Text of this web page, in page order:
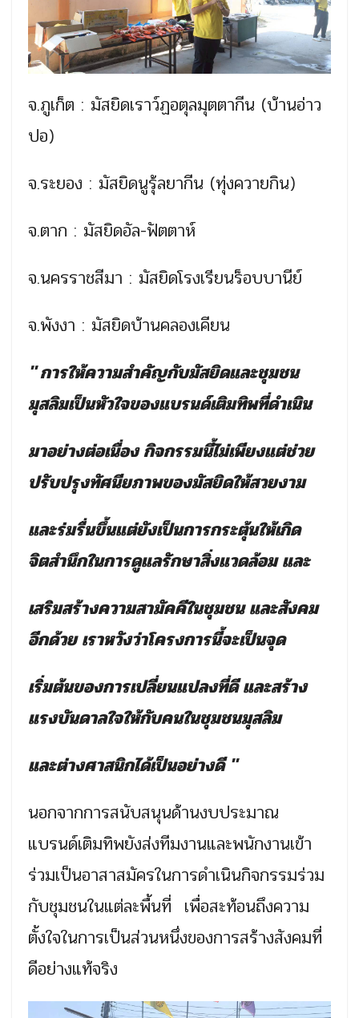
จ.ภูเก็ต : มัสยิดเราว์ฏอตุลมุตตากีน (บ้านอ่าว
ปอ)
จ.ระยอง : มัสยิดนูรุ้ลยากีน (ทุ่งควายกิน)
จ.ตาก : มัสยิดอัล-ฟัตตาห์
จ.นครราชสีมา : มัสยิดโรงเรียนร็อบบานีย์
จ.พังงา : มัสยิดบ้านคลองเคียน
" การให้ความสำคัญกับมัสยิดและชุมชน
มุสลิมเป็นหัวใจของแบรนด์เติมทิพที่ดำเนิน
มาอย่างต่อเนื่อง กิจกรรมนี้ไม่เพียงแต่ช่วย
ปรับปรุงทัศนียภาพของมัสยิดให้สวยงาม
และร่มรื่นขึ้นแต่ยังเป็นการกระตุ้นให้เกิด
จิตสำนึกในการดูแลรักษาสิ่งแวดล้อม และ
เสริมสร้างความสามัคคีในชุมชน และสังคม
อีกด้วย เราหวังว่าโครงการนี้จะเป็นจุด
เริ่มต้นของการเปลี่ยนแปลงที่ดี และสร้าง
แรงบันดาลใจให้กับคนในชุมชนมุสลิม
และต่างศาสนิกได้เป็นอย่างดี "
นอกจากการสนับสนุนด้านงบประมาณ
แบรนด์เติมทิพยังส่งทีมงานและพนักงานเข้า
ร่วมเป็นอาสาสมัครในการดำเนินกิจกรรมร่วม
กับชุมชนในแต่ละพื้นที่ เพื่อสะท้อนถึงความ
ตั้งใจในการเป็นส่วนหนึ่งของการสร้างสังคมที่
ดีอย่างแท้จริง